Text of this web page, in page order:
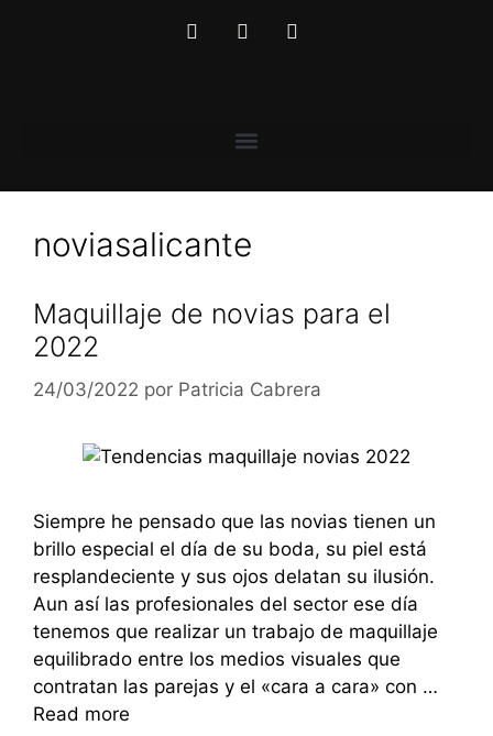
noviasalicante
Maquillaje de novias para el
2022
24/03/2022 por Patricia Cabrera
Siempre he pensado que las novias tienen un
brillo especial el día de su boda, su piel está
resplandeciente y sus ojos delatan su ilusión.
Aun así las profesionales del sector ese día
tenemos que realizar un trabajo de maquillaje
equilibrado entre los medios visuales que
contratan las parejas y el «cara a cara» con …
Read more